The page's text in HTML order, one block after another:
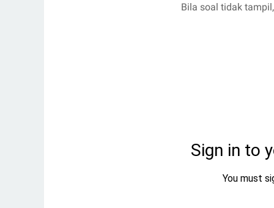
Bila soal tidak